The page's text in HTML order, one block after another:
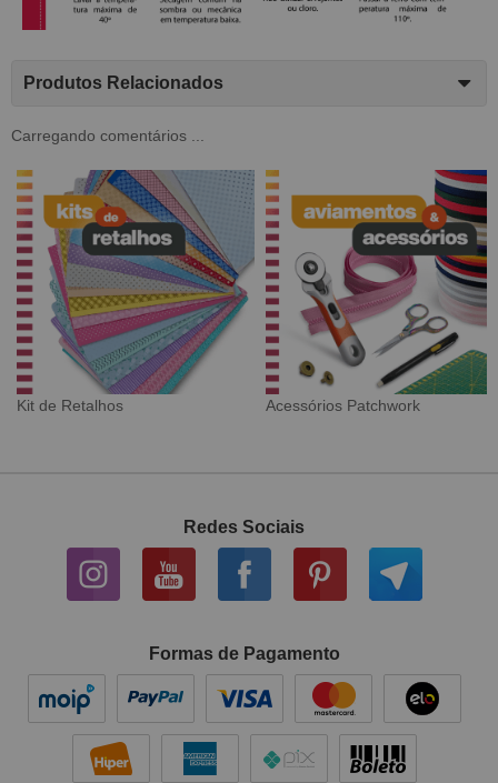
Produtos Relacionados
Carregando comentários ...
Tecido Digital Sarja Impermeável
Redes Sociais
Formas de Pagamento